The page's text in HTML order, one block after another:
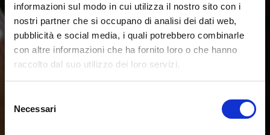
informazioni sul modo in cui utilizza il nostro sito con i
nostri partner che si occupano di analisi dei dati web,
pubblicità e social media, i quali potrebbero combinarle
con altre informazioni che ha fornito loro o che hanno
raccolto dal suo utilizzo dei loro servizi.
delNecessari